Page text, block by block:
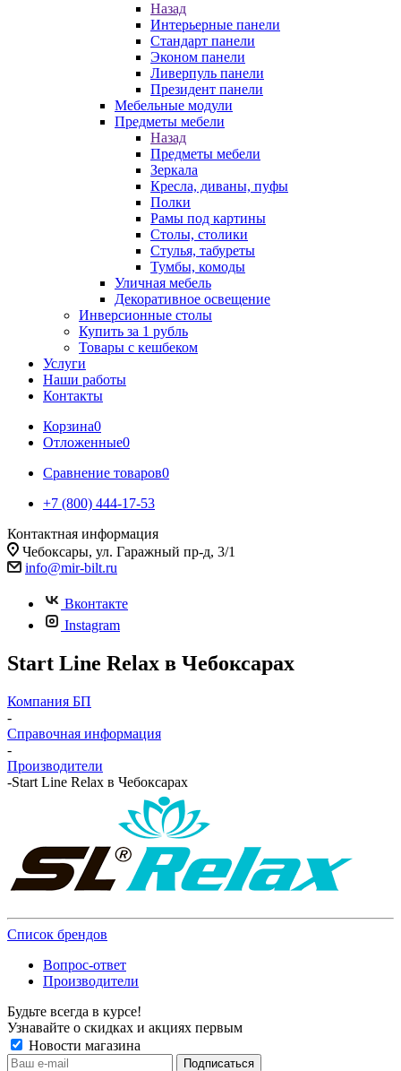
Назад
Интерьерные панели
Стандарт панели
Эконом панели
Ливерпуль панели
Президент панели
Мебельные модули
Предметы мебели
Назад
Предметы мебели
Зеркала
Кресла, диваны, пуфы
Полки
Рамы под картины
Столы, столики
Стулья, табуреты
Тумбы, комоды
Уличная мебель
Декоративное освещение
Инверсионные столы
Купить за 1 рубль
Товары с кешбеком
Услуги
Наши работы
Контакты
Корзина0
Отложенные0
Сравнение товаров0
+7 (800) 444-17-53
Контактная информация
Чебоксары, ул. Гаражный пр-д, 3/1
info@mir-bilt.ru
Вконтакте
Instagram
Start Line Relax в Чебоксарах
Компания БП
-
Справочная информация
-
Производители
-Start Line Relax в Чебоксарах
Список брендов
Вопрос-ответ
Производители
Будьте всегда в курсе!
Узнавайте о скидках и акциях первым
Новости магазина